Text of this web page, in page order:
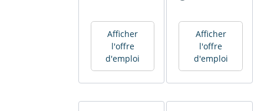
Afficher
l'offre
d'emploi
Afficher
l'offre
d'emploi